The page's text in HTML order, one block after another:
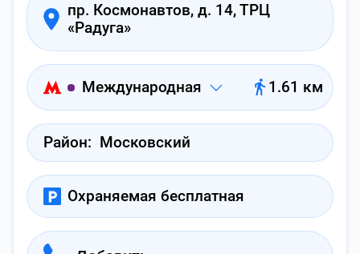
пр. Космонавтов, д. 14, ТРЦ
«Радуга»
Международная 1.61 км
Район: Московский
Охраняемая бесплатная